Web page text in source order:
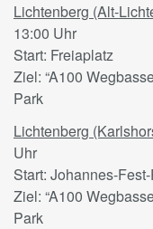
Lichtenberg (Alt-
13:00 Uhr
Start: Freiaplatz
Ziel: “A100
Park
Lichtenberg
Uhr
Start: Johannes-
Ziel: “A100
Park